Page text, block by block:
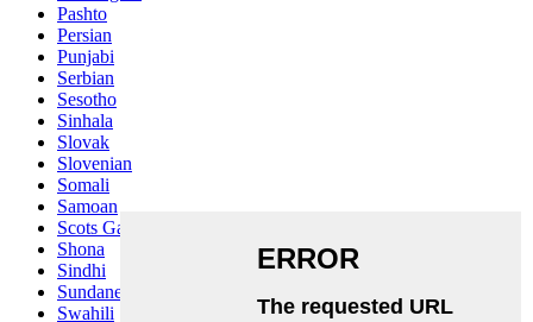
Pashto
Persian
Punjabi
Serbian
Sesotho
Sinhala
Slovak
Slovenian
Somali
Samoan
Scots Gaelic
Shona
Sindhi
Sundanese
Swahili